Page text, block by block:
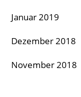
Januar 2019
Dezember 2018
November 2018